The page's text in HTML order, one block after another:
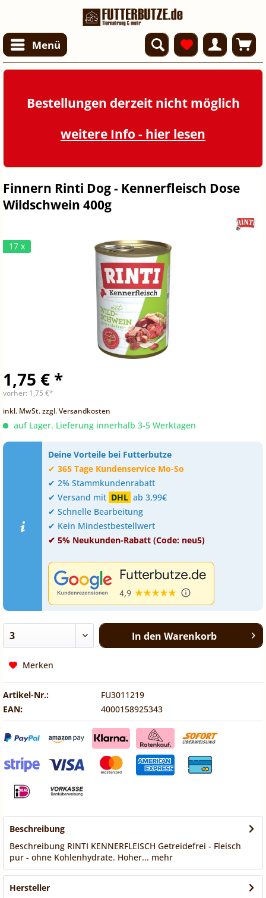
Menü
Bestellungen derzeit nicht möglich
weitere Info - hier lesen
Finnern Rinti Dog - Kennerfleisch Dose
Wildschwein 400g
17 x
1,75 € *
vorher: 1,75 €*
inkl. MwSt.zzgl. Versandkosten
auf Lager. Lieferung innerhalb 3-5 Werktagen
Deine Vorteile bei Futterbutze
✔ 365 Tage Kundenservice Mo-So
✔ 2% Stammkundenrabatt
✔ Versand mit DHL ab 3,99€
✔ Schnelle Bearbeitung
✔ Kein Mindestbestellwert
✔ 5% Neukunden-Rabatt (Code: neu5)
In den Warenkorb
Merken
Artikel-Nr.:
FU3011219
EAN:
4000158925343
Beschreibung
Beschreibung RINTI KENNERFLEISCH Getreidefrei - Fleisch
pur - ohne Kohlenhydrate. Hoher... mehr
Hersteller